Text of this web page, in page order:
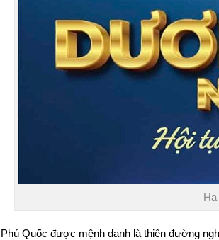
Phú Quốc được mệnh danh là thiên đường